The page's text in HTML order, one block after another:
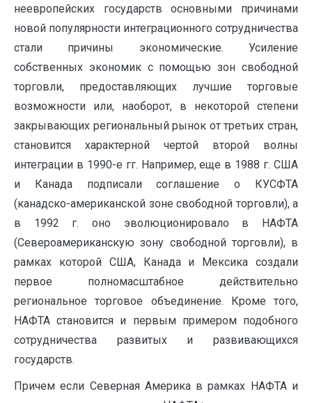
неевропейских государств основными причинами
новой популярности интеграционного сотрудничества
стали причины экономические. Усиление
собственных экономик с помощью зон свободной
торговли, предоставляющих лучшие торговые
возможности или, наоборот, в некоторой степени
закрывающих региональный рынок от третьих стран,
становится характерной чертой второй волны
интеграции в 1990-е гг. Например, еще в 1988 г. США
и Канада подписали соглашение о КУСФТА
(канадско-американской зоне свободной торговли), а
в 1992 г. оно эволюционировало в НАФТА
(Североамериканскую зону свободной торговли), в
рамках которой США, Канада и Мексика создали
первое полномасштабное действительно
региональное торговое объединение. Кроме того,
НАФТА становится и первым примером подобного
сотрудничества развитых и развивающихся
государств.
Причем если Северная Америка в рамках НАФТА и